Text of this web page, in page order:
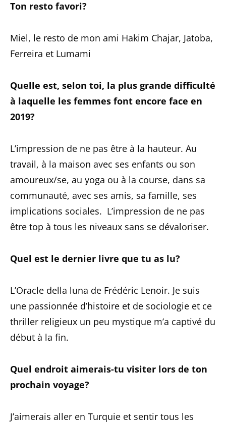
Ton resto favori?
Miel, le resto de mon ami Hakim Chajar, Jatoba,
Ferreira et Lumami
Quelle est, selon toi, la plus grande difficulté
à laquelle les femmes font encore face en
2019?
L’impression de ne pas être à la hauteur. Au
travail, à la maison avec ses enfants ou son
amoureux/se, au yoga ou à la course, dans sa
communauté, avec ses amis, sa famille, ses
implications sociales. L’impression de ne pas
être top à tous les niveaux sans se dévaloriser.
Quel est le dernier livre que tu as lu?
L’Oracle della luna de Frédéric Lenoir. Je suis
une passionnée d’histoire et de sociologie et ce
thriller religieux un peu mystique m’a captivé du
début à la fin.
Quel endroit aimerais-tu visiter lors de ton
prochain voyage?
J’aimerais aller en Turquie et sentir tous les